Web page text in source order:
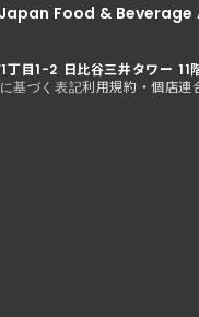
Japan Food &
丁目1-2 日比谷三井タワー 11
基づく表記利用規約・個店連